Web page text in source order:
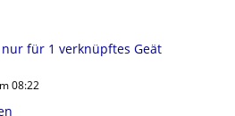
für 1 verknüpftes Geät
08:22